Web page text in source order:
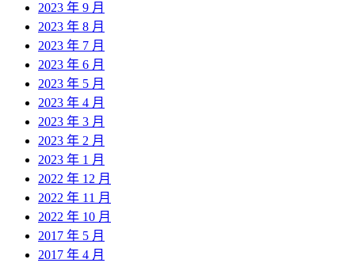
2023 年 9 月
2023 年 8 月
2023 年 7 月
2023 年 6 月
2023 年 5 月
2023 年 4 月
2023 年 3 月
2023 年 2 月
2023 年 1 月
2022 年 12 月
2022 年 11 月
2022 年 10 月
2017 年 5 月
2017 年 4 月